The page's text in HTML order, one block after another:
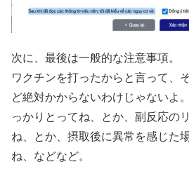
次に、最後は一般的な注意事項。
ワクチンを打ったからと言って、
ど絶対かからないわけじゃないよ
っかりとってね、とか、副反応の
ね、とか、摂取後に異常を感じた
ね、などなど。